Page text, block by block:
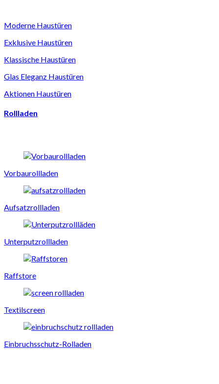
Moderne Haustüren
Exklusive Haustüren
Klassische Haustüren
Glas Eleganz Haustüren
Aktionen Haustüren
Rollladen
Vorbaurollladen
Aufsatzrollladen
Unterputzrollladen
Raffstore
Textilscreen
Einbruchsschutz-Rolladen